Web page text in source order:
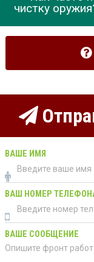
чистку
ВАШЕ ИМЯ
ВАШ НОМЕР
ВАШЕ СООБЩЕНИЕ